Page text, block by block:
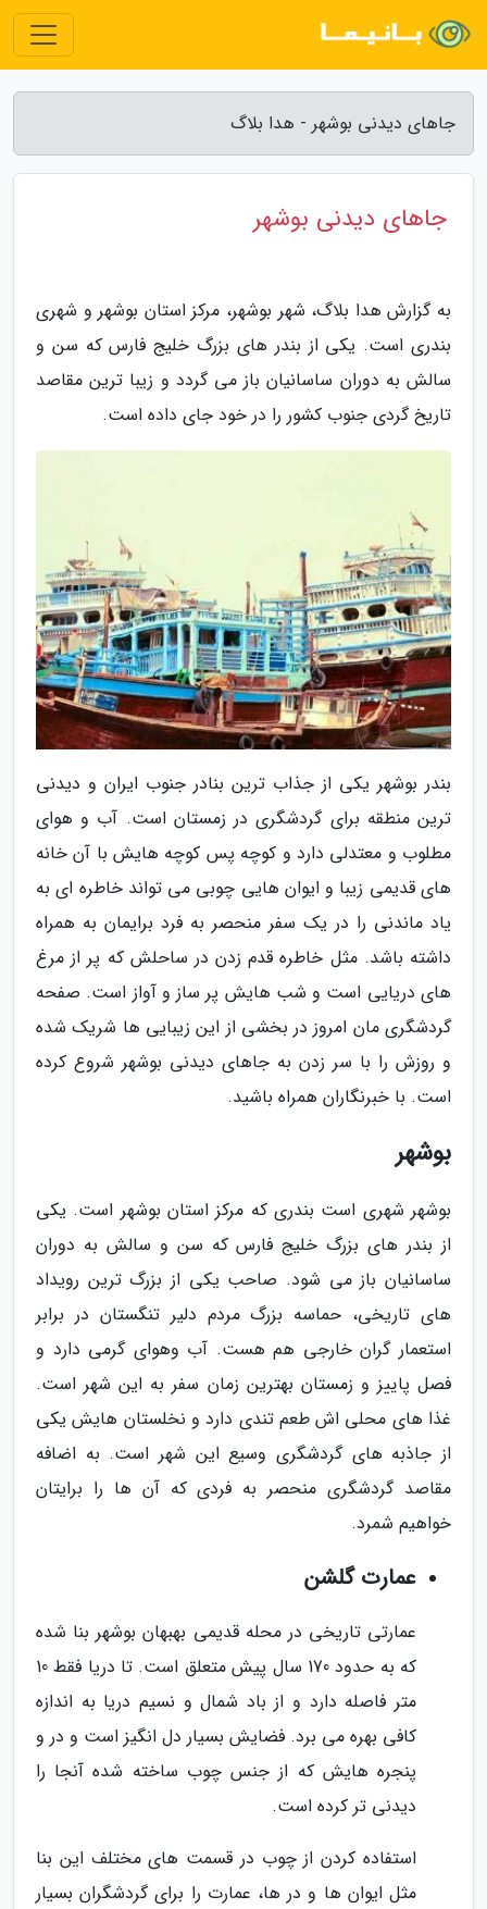
جاهای دیدنی بوشهر - هدا بلاگ
جاهای دیدنی بوشهر
به گزارش هدا بلاگ، شهر بوشهر، مرکز استان بوشهر و شهری
بندری است. یکی از بندر های بزرگ خلیج فارس که سن و
سالش به دوران ساسانیان باز می گردد و زیبا ترین مقاصد
تاریخ گردی جنوب کشور را در خود جای داده است.
بندر بوشهر یکی از جذاب ترین بنادر جنوب ایران و دیدنی
ترین منطقه برای گردشگری در زمستان است. آب و هوای
مطلوب و معتدلی دارد و کوچه پس کوچه هایش با آن خانه
های قدیمی زیبا و ایوان هایی چوبی می تواند خاطره ای به
یاد ماندنی را در یک سفر منحصر به فرد برایمان به همراه
داشته باشد. مثل خاطره قدم زدن در ساحلش که پر از مرغ
های دریایی است و شب هایش پر ساز و آواز است. صفحه
گردشگری مان امروز در بخشی از این زیبایی ها شریک شده
و روزش را با سر زدن به جاهای دیدنی بوشهر شروع کرده
است. با خبرنگاران همراه باشید.
بوشهر
بوشهر شهری است بندری که مرکز استان بوشهر است. یکی
از بندر های بزرگ خلیج فارس که سن و سالش به دوران
ساسانیان باز می شود. صاحب یکی از بزرگ ترین رویداد
های تاریخی، حماسه بزرگ مردم دلیر تنگستان در برابر
استعمار گران خارجی هم هست. آب وهوای گرمی دارد و
فصل پاییز و زمستان بهترین زمان سفر به این شهر است.
غذا های محلی اش طعم تندی دارد و نخلستان هایش یکی
از جاذبه های گردشگری وسیع این شهر است. به اضافه
مقاصد گردشگری منحصر به فردی که آن ها را برایتان
خواهیم شمرد.
عمارت گلشن
عمارتی تاریخی در محله قدیمی بهبهان بوشهر بنا شده
که به حدود 170 سال پیش متعلق است. تا دریا فقط 10
متر فاصله دارد و از باد شمال و نسیم دریا به اندازه
کافی بهره می برد. فضایش بسیار دل انگیز است و در و
پنجره هایش که از جنس چوب ساخته شده آنجا را
دیدنی تر کرده است.
استفاده کردن از چوب در قسمت های مختلف این بنا
مثل ایوان ها و در ها، عمارت را برای گردشگران بسیار